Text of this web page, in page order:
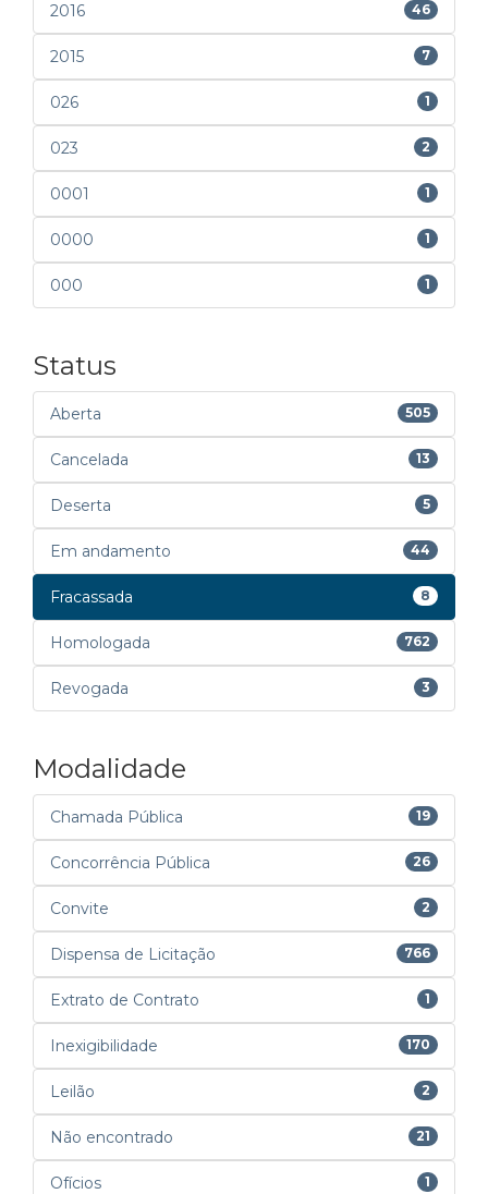
2016 46
2015 7
026 1
023 2
0001 1
0000 1
000 1
Status
Aberta 505
Cancelada 13
Deserta 5
Em andamento 44
Fracassada 8
Homologada 762
Revogada 3
Modalidade
Chamada Pública 19
Concorrência Pública 26
Convite 2
Dispensa de Licitação 766
Extrato de Contrato 1
Inexigibilidade 170
Leilão 2
Não encontrado 21
Ofícios 1